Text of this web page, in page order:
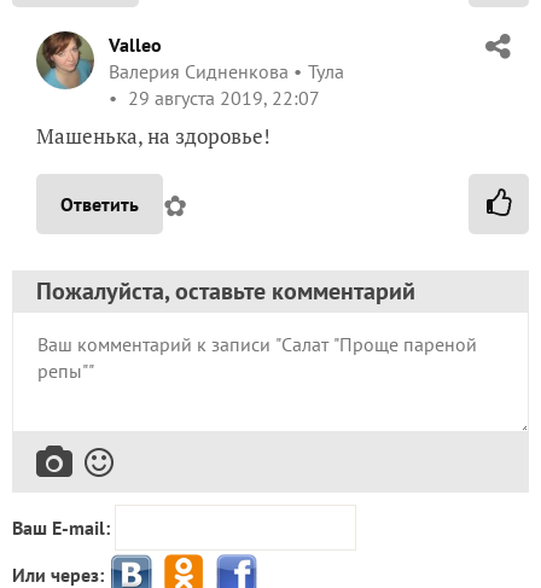
Valleo
Валерия Сидненкова
Тула
29 августа 2019, 22:07
Машенька, на здоровье!
Ответить ✿
Пожалуйста, оставьте комментарий
Ваш E-mail:
Или через: